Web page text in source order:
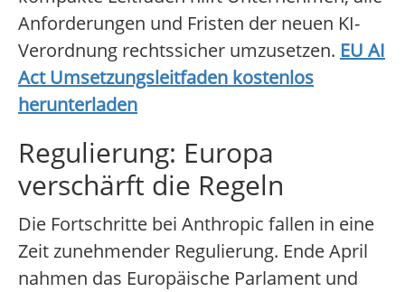
Anforderungen und Fristen der neuen KI-
Verordnung rechtssicher umzusetzen. EU AI
Act Umsetzungsleitfaden kostenlos
herunterladen
Regulierung: Europa
verschärft die Regeln
Die Fortschritte bei Anthropic fallen in eine
Zeit zunehmender Regulierung. Ende April
nahmen das Europäische Parlament und